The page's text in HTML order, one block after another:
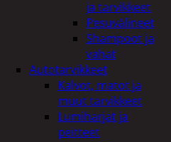
ja tarvikkeet
Pesuvälineet
Shampoot ja
vahat
Autotarvikkeet
Kalvot, matot ja
muut tarvikkeet
Lumiharjat ja
peitteet